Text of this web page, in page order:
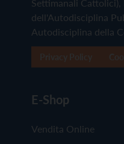
Settimanali
dell'Autodisciplina
Autodisciplina della
E-Shop
Vendita Online